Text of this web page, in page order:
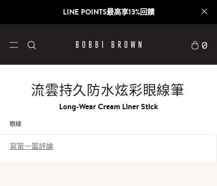
LINE POINTS最高享13%回饋
0
流雲持久防水炫彩眼線筆
Long-Wear Cream Liner Stick
眼線
寫第一篇評論